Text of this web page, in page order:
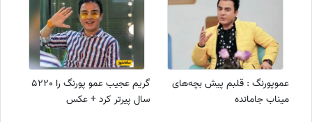
عموپورنگ : قلبم پیش بچه‌های
میناب جامانده
گریم عجیب عمو پورنگ را 5220
سال پیرتر کرد + عکس